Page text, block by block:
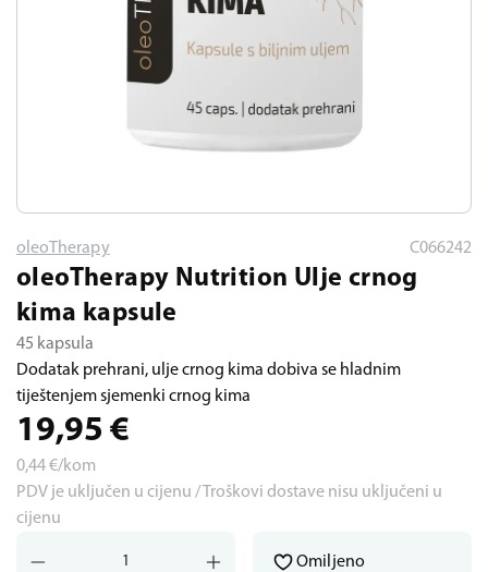
oleoTherapy C066242
oleoTherapy Nutrition Ulje crnog
kima kapsule
45 kapsula
Dodatak prehrani, ulje crnog kima dobiva se hladnim
tiještenjem sjemenki crnog kima
19,95 €
0,44€/kom
PDV je uključen u cijenu / Troškovi dostave nisu uključeni u
cijenu
Omiljeno